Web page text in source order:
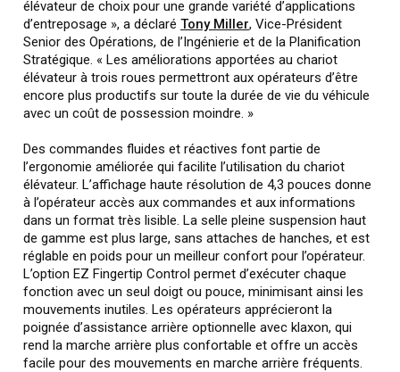
élévateur de choix pour une grande variété d’applications
d’entreposage », a déclaré Tony Miller, Vice-Président
Senior des Opérations, de l’Ingénierie et de la Planification
Stratégique. « Les améliorations apportées au chariot
élévateur à trois roues permettront aux opérateurs d’être
encore plus productifs sur toute la durée de vie du véhicule
avec un coût de possession moindre. »
Des commandes fluides et réactives font partie de
l’ergonomie améliorée qui facilite l’utilisation du chariot
élévateur. L’affichage haute résolution de 4,3 pouces donne
à l’opérateur accès aux commandes et aux informations
dans un format très lisible. La selle pleine suspension haut
de gamme est plus large, sans attaches de hanches, et est
réglable en poids pour un meilleur confort pour l’opérateur.
L’option EZ Fingertip Control permet d’exécuter chaque
fonction avec un seul doigt ou pouce, minimisant ainsi les
mouvements inutiles. Les opérateurs apprécieront la
poignée d’assistance arrière optionnelle avec klaxon, qui
rend la marche arrière plus confortable et offre un accès
facile pour des mouvements en marche arrière fréquents.